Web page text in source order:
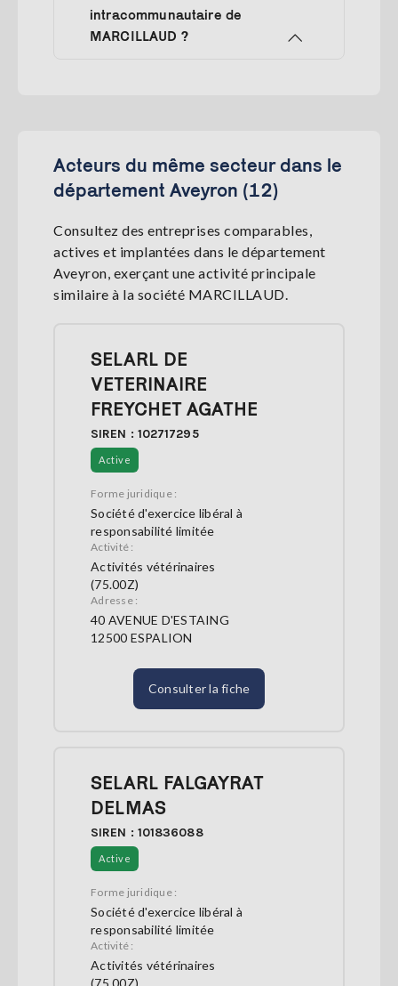
intracommunautaire de
MARCILLAUD ?
Acteurs du même secteur dans le
département Aveyron (12)
Consultez des entreprises comparables,
actives et implantées dans le département
Aveyron, exerçant une activité principale
similaire à la société MARCILLAUD.
SELARL DE
VETERINAIRE
FREYCHET AGATHE
SIREN : 102717295
Active
Forme juridique :
Société d'exercice libéral à
responsabilité limitée
Activité :
Activités vétérinaires
(75.00Z)
Adresse :
40 AVENUE D'ESTAING
12500 ESPALION
Consulter la fiche
SELARL FALGAYRAT
DELMAS
SIREN : 101836088
Active
Forme juridique :
Société d'exercice libéral à
responsabilité limitée
Activité :
Activités vétérinaires